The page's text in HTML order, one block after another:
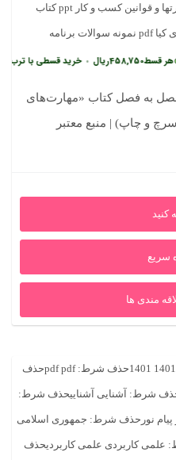
458,750ریال • خرید قسطی با ترب‌پی بدون
به فصل کتاب «مهارت‌های
و چاپ) | منبع معتبر
1,835,000ریال
کنید
سریع
مندی ها